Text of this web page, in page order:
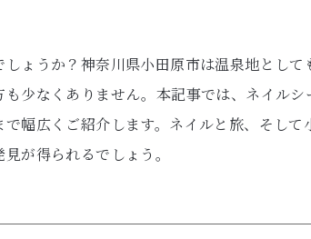
ょうか？神奈川県小田原市は温泉地とし
少なくありません。本記事では、ネイル
幅広くご紹介します。ネイルと旅、そし
が得られるでしょう。